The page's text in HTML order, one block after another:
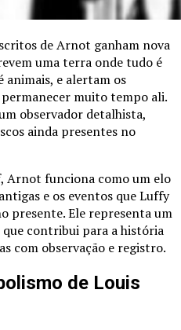
de Arnot ganham nova
uma terra onde tudo é
animais, e alertam os
muito tempo ali.
observador detalhista,
ainda presentes no
Arnot funciona como um elo
e os eventos que Luffy
presente. Ele representa um
contribui para a história
com observação e registro.
de Louis